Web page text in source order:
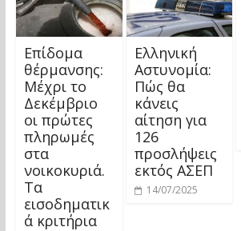
Επίδομα
θέρμανσης:
Μέχρι το
Δεκέμβριο
οι πρώτες
πληρωμές
στα
νοικοκυριά.
Τα
εισοδηματικ
ά κριτήρια
Ελληνική
Αστυνομία:
Πώς θα
κάνεις
αίτηση για
126
προσλήψεις
εκτός ΑΣΕΠ
14/07/2025